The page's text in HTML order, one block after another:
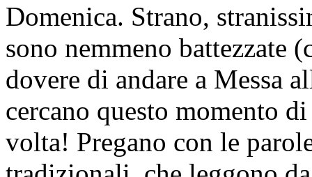
Domenica. Strano,
sono nemmeno battezzate
dovere di andare a Messa
cercano questo momento
volta! Pregano con le